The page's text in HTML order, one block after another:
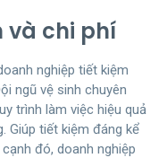
và chi phí
nghiệp tiết kiệm
ngũ vệ sinh chuyên
trình làm việc hiệu quả
Giúp tiết kiệm đáng kể
đó, doanh nghiệp